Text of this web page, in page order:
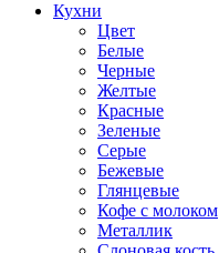
Кухни
Цвет
Белые
Черные
Желтые
Красные
Зеленые
Серые
Бежевые
Глянцевые
Кофе с молоком
Металлик